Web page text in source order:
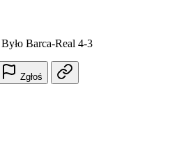
Było Barca-Real 4-3
Zgłoś